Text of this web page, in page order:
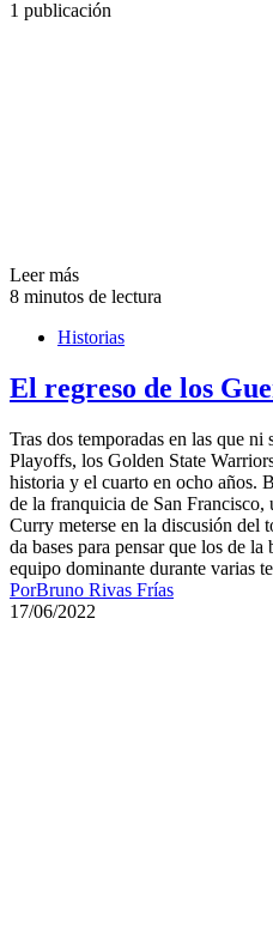
1 publicación
Leer más
8 minutos de lectura
Historias
El regreso de los
Tras dos temporadas en las que
Playoffs, los Golden State
historia y el cuarto en ocho años.
de la franquicia de San Francisco,
Curry meterse en la discusión
da bases para pensar que los de
equipo dominante durante varias
PorBruno Rivas Frías
17/06/2022